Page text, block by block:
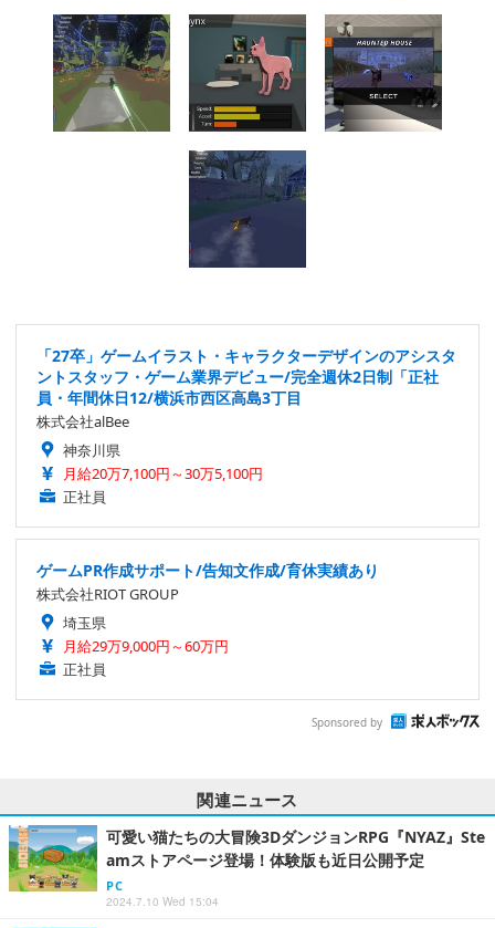
「27卒」ゲームイラスト・キャラクターデザインのアシスタ
ントスタッフ・ゲーム業界デビュー/完全週休2日制「正社
員・年間休日12/横浜市西区高島3丁目
株式会社alBee
神奈川県
月給20万7,100円～30万5,100円
正社員
ゲームPR作成サポート/告知文作成/育休実績あり
株式会社RIOT GROUP
埼玉県
月給29万9,000円～60万円
正社員
Sponsored by
関連ニュース
可愛い猫たちの大冒険3DダンジョンRPG『NYAZ』Ste
amストアページ登場！体験版も近日公開予定
PC
2024.7.10 Wed 15:04